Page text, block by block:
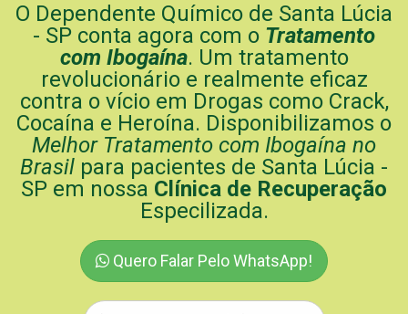
O Dependente Químico de Santa Lúcia
- SP conta agora com o Tratamento
com Ibogaína. Um tratamento
revolucionário e realmente eficaz
contra o vício em Drogas como Crack,
Cocaína e Heroína. Disponibilizamos o
Melhor Tratamento com Ibogaína no
Brasil para pacientes de Santa Lúcia -
SP em nossa Clínica de Recuperação
Especilizada.
Quero Falar Pelo WhatsApp!